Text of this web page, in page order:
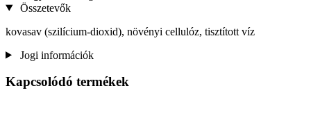
Összetevők
kovasav (szilícium-dioxid), növényi cellulóz, tisztított víz
Jogi információk
Kapcsolódó termékek